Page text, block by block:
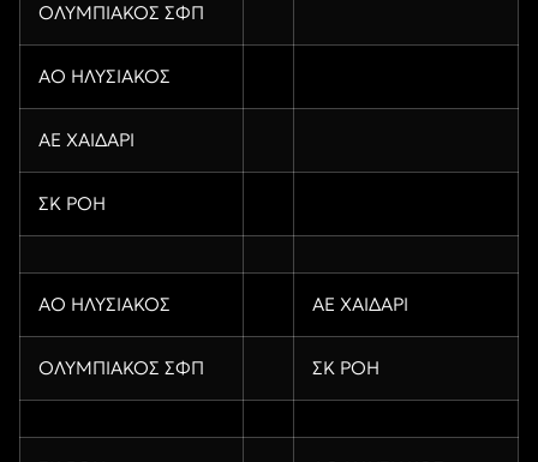
ΟΛΥΜΠΙΑΚΟΣ ΣΦΠ
ΑΟ ΗΛΥΣΙΑΚΟΣ
ΑΕ ΧΑΙΔΑΡΙ
ΣΚ ΡΟΗ
ΑΟ ΗΛΥΣΙΑΚΟΣ ΑΕ ΧΑΙΔΑΡΙ
ΟΛΥΜΠΙΑΚΟΣ ΣΦΠ ΣΚ ΡΟΗ